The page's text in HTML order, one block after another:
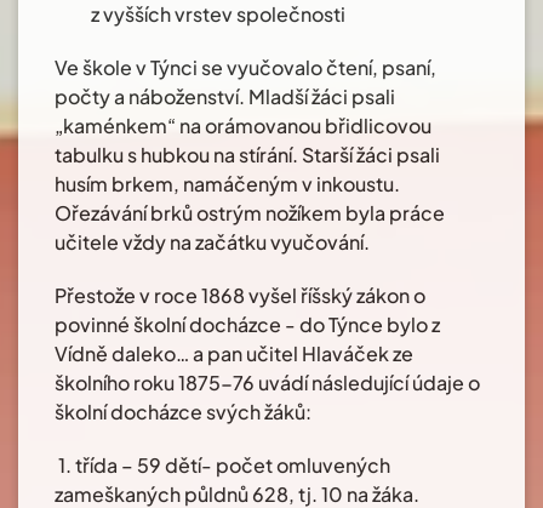
z vyšších vrstev společnosti
Ve škole v Týnci se vyučovalo čtení, psaní,
počty a náboženství. Mladší žáci psali
„kaménkem“ na orámovanou břidlicovou
tabulku s hubkou na stírání. Starší žáci psali
husím brkem, namáčeným v inkoustu.
Ořezávání brků ostrým nožíkem byla práce
učitele vždy na začátku vyučování.
Přestože v roce 1868 vyšel říšský zákon o
povinné školní docházce - do Týnce bylo z
Vídně daleko… a pan učitel Hlaváček ze
školního roku 1875-76 uvádí následující údaje o
školní docházce svých žáků:
1. třída – 59 dětí- počet omluvených
zameškaných půldnů 628, tj. 10 na žáka.